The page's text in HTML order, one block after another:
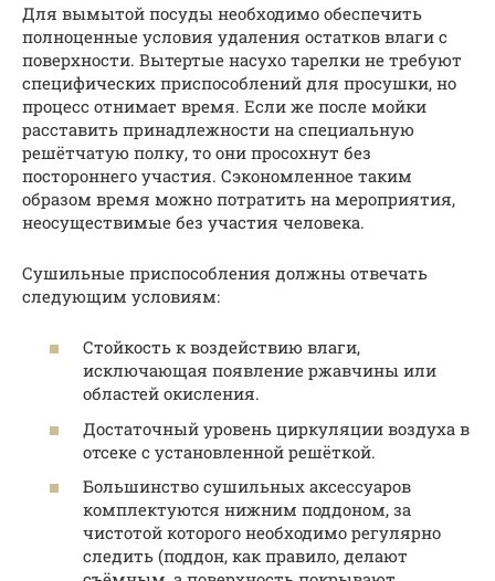
Для вымытой посуды необходимо обеспечить
полноценные условия удаления остатков влаги с
поверхности. Вытертые насухо тарелки не требуют
специфических приспособлений для просушки, но
процесс отнимает время. Если же после мойки
расставить принадлежности на специальную
решётчатую полку, то они просохнут без
постороннего участия. Сэкономленное таким
образом время можно потратить на мероприятия,
неосуществимые без участия человека.
Сушильные приспособления должны отвечать
следующим условиям:
Стойкость к воздействию влаги,
исключающая появление ржавчины или
областей окисления.
Достаточный уровень циркуляции воздуха в
отсеке с установленной решёткой.
Большинство сушильных аксессуаров
комплектуются нижним поддоном, за
чистотой которого необходимо регулярно
следить (поддон, как правило, делают